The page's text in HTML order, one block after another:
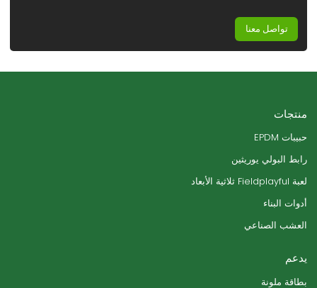
تواصل معنا
منتجات
حبيبات EPDM
رابط البولي يوريثين
لعبة Fieldplayful ثلاثية الأبعاد
أدوات البناء
العشب الصناعي
يدعم
بطاقة ملونة